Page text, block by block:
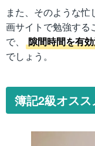
また、そのような
画サイトで勉強する
で、
隙間時間を有
でしょう。
簿記2級オス